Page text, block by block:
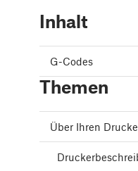
Inhalt
G-Codes
Themen
Über Ihren